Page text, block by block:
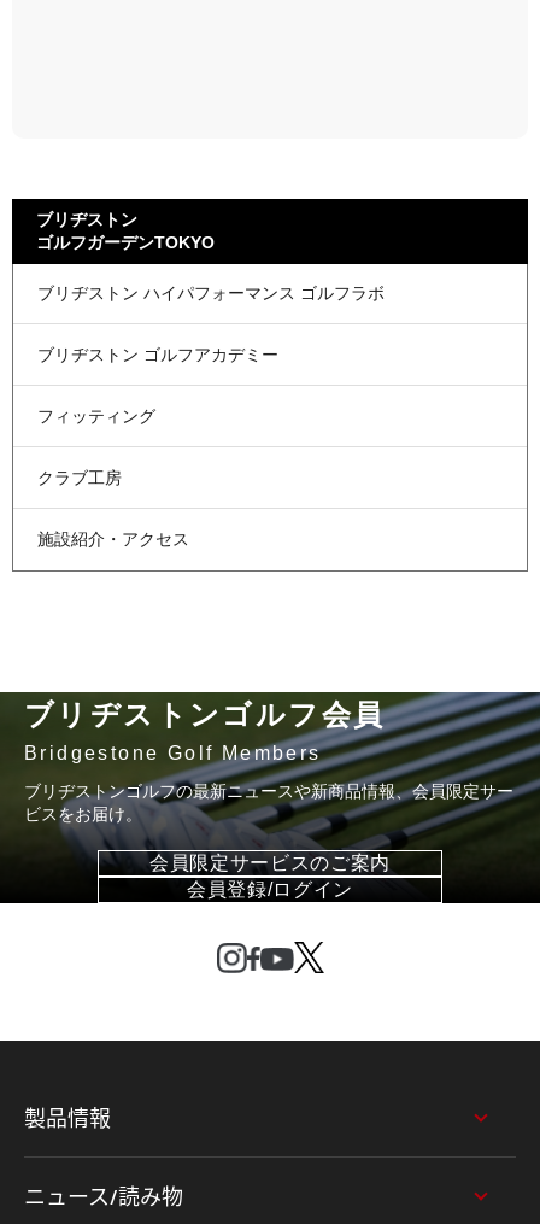
ブリヂストン
ゴルフガーデンTOKYO
ブリヂストン ハイパフォーマンス ゴルフラボ
ブリヂストン ゴルフアカデミー
フィッティング
クラブ工房
施設紹介・アクセス
ブリヂストンゴルフ会員
Bridgestone Golf Members
ブリヂストンゴルフの最新ニュースや新商品情報、会員限定サー
ビスをお届け。
会員限定サービスのご案内
会員登録/ログイン
製品情報
ニュース/読み物